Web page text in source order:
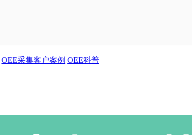
OEE采集客户案例 OEE科普